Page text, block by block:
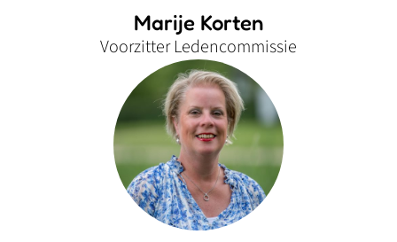
Marije Korten
Voorzitter Ledencommissie